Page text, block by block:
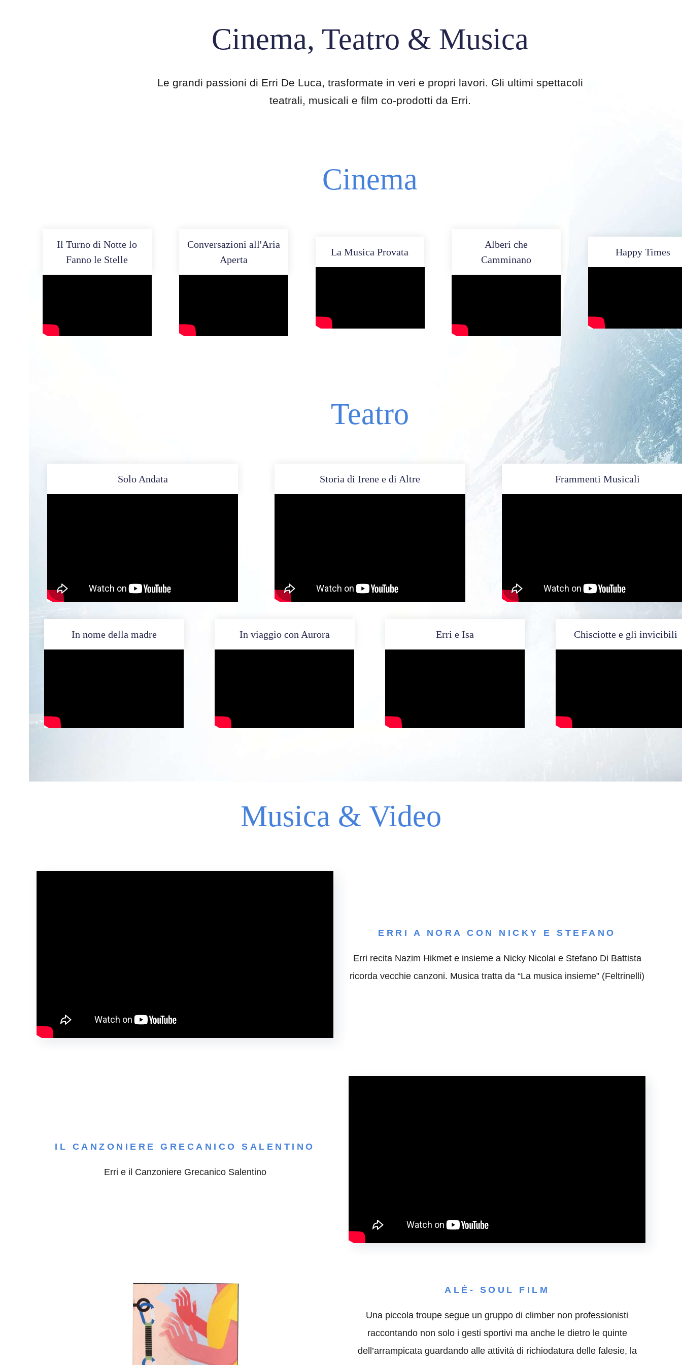
Cinema, Teatro & Musica
Le grandi passioni di Erri De Luca, trasformate in veri e propri lavori. Gli ultimi spettacoli
teatrali, musicali e film co-prodotti da Erri.
Cinema
Il Turno di Notte lo
Fanno le Stelle
Conversazioni all'Aria
Aperta
La Musica Provata
Alberi che
Camminano
Happy Times
Teatro
Solo Andata Storia di Irene e di Altre Frammenti Musicali
In nome della madre In viaggio con Aurora Erri e Isa Chisciotte e gli invicibili
Musica & Video
ERRI A NORA CON NICKY E STEFANO
Erri recita Nazim Hikmet e insieme a Nicky Nicolai e Stefano Di Battista
ricorda vecchie canzoni. Musica tratta da “La musica insieme” (Feltrinelli)
IL CANZONIERE GRECANICO SALENTINO
Erri e il Canzoniere Grecanico Salentino
ALÉ- SOUL FILM
Una piccola troupe segue un gruppo di climber non professionisti
raccontando non solo i gesti sportivi ma anche le dietro le quinte
dell’arrampicata guardando alle attività di richiodatura delle falesie, la